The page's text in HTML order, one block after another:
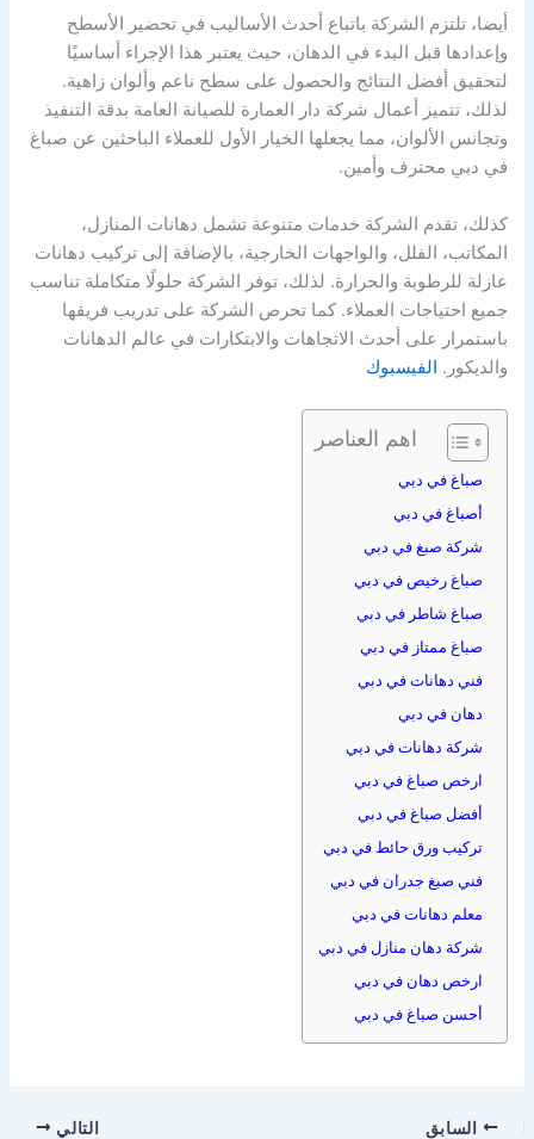
أيضا، تلتزم الشركة باتباع أحدث الأساليب في تحضير الأسطح
وإعدادها قبل البدء في الدهان، حيث يعتبر هذا الإجراء أساسيًا
لتحقيق أفضل النتائج والحصول على سطح ناعم وألوان زاهية.
لذلك، تتميز أعمال شركة دار العمارة للصيانة العامة بدقة التنفيذ
وتجانس الألوان، مما يجعلها الخيار الأول للعملاء الباحثين عن صباغ
في دبي محترف وأمين.
كذلك، تقدم الشركة خدمات متنوعة تشمل دهانات المنازل،
المكاتب، الفلل، والواجهات الخارجية، بالإضافة إلى تركيب دهانات
عازلة للرطوبة والحرارة. لذلك، توفر الشركة حلولًا متكاملة تناسب
جميع احتياجات العملاء. كما تحرص الشركة على تدريب فريقها
باستمرار على أحدث الاتجاهات والابتكارات في عالم الدهانات
والديكور. الفيسبوك
اهم العناصر
صباغ في دبي
أصباغ في دبي
شركة صبغ في دبي
صباغ رخيص في دبي
صباغ شاطر في دبي
صباغ ممتاز في دبي
فني دهانات في دبي
دهان في دبي
شركة دهانات في دبي
ارخص صباغ في دبي
أفضل صباغ في دبي
تركيب ورق حائط في دبي
فني صبغ جدران في دبي
معلم دهانات في دبي
شركة دهان منازل في دبي
ارخص دهان في دبي
أحسن صباغ في دبي
السابق التالي